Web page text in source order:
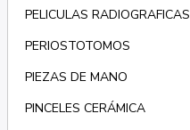
PELICULAS RADIOGRAFICAS
PERIOSTOTOMOS
PIEZAS DE MANO
PINCELES CERÁMICA